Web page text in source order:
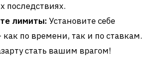
последствиях.
лимиты: Установите себе
по времени, так и по ставкам.
стать вашим врагом!